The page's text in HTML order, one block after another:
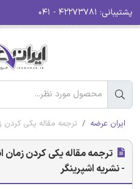
پشتیبانی:
ایران عرضه ترجمه مقاله یکی کردن
ترجمه مقاله یکی کردن زمان
- نشریه اشپرینگر